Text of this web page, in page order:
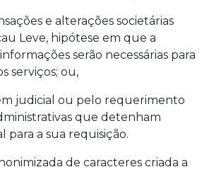
e alterações societárias
Leve, hipótese em que a
serão necessárias para
serviços; ou,
judicial ou pelo requerimento
que detenham
para a sua requisição.
de caracteres criada a